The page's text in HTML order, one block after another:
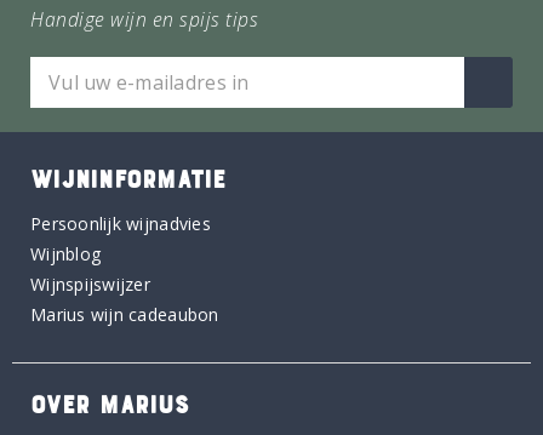
Handige wijn en spijs tips
WIJNINFORMATIE
Persoonlijk wijnadvies
Wijnblog
Wijnspijswijzer
Marius wijn cadeaubon
OVER MARIUS